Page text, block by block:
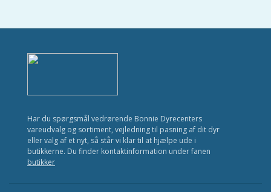
Fugl
Havedam
Nyhedsbrev og Kundeklub
Har du spørgsmål vedrørende Bonnie Dyrecenters
vareudvalg og sortiment, vejledning til pasning af dit dyr
eller valg af et nyt, så står vi klar til at hjælpe ude i
butikkerne. Du finder kontaktinformation under fanen
butikker